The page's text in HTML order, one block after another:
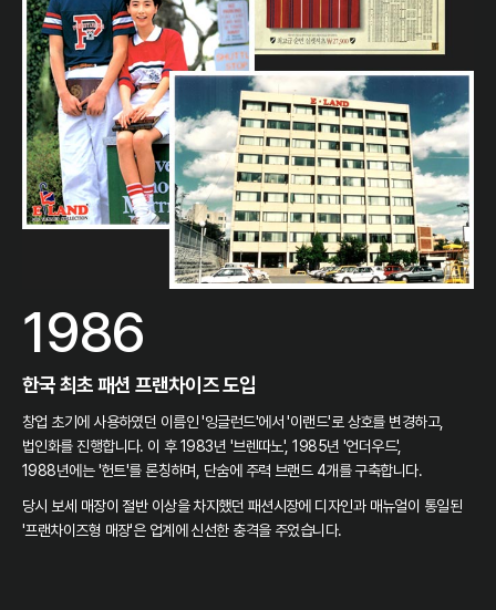
1986
한국 최초 패션 프랜차이즈 도입
창업 초기에 사용하였던 이름인 '잉글런드'에서 '이랜드'로 상호를 변경하고,
법인화를 진행합니다. 이 후 1983년 '브렌따노', 1985년 '언더우드',
1988년에는 '헌트'를 론칭하며, 단숨에 주력 브랜드 4개를 구축합니다.
당시 보세 매장이 절반 이상을 차지했던 패션시장에 디자인과 매뉴얼이 통일된
'프랜차이즈형 매장'은 업계에 신선한 충격을 주었습니다.